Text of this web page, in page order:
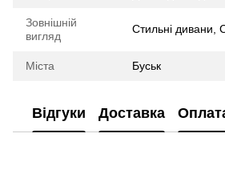
Зовнішній
вигляд
Стильні дивани,
Міста Буськ
Відгуки Доставка